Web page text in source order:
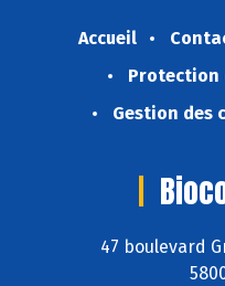
Accueil
Protection
Gestion des
47 boulevard